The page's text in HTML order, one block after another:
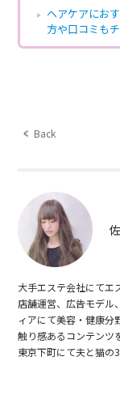
ヘアケアにお
方や口コミも
Back
大手エステ会社にてエ
店舗運営、広告モデル
ィアにて美容・健康分
触り感あるコンテンツ
東京下町にて夫と猫の3